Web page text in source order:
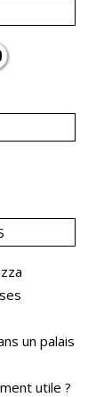
un palais
utile ?